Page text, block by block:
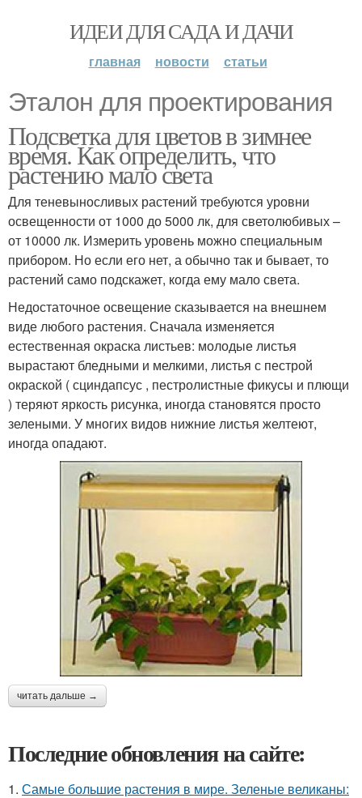
ИДЕИ ДЛЯ САДА И ДАЧИ
главная новости статьи
Эталон для проектирования
Подсветка для цветов в зимнее
время. Как определить, что
растению мало света
Для теневыносливых растений требуются уровни
освещенности от 1000 до 5000 лк, для светолюбивых –
от 10000 лк. Измерить уровень можно специальным
прибором. Но если его нет, а обычно так и бывает, то
растений само подскажет, когда ему мало света.
Недостаточное освещение сказывается на внешнем
виде любого растения. Сначала изменяется
естественная окраска листьев: молодые листья
вырастают бледными и мелкими, листья с пестрой
окраской ( сциндапсус , пестролистные фикусы и плющи
) теряют яркость рисунка, иногда становятся просто
зелеными. У многих видов нижние листья желтеют,
иногда опадают.
читать дальше →
Последние обновления на сайте:
1. Самые большие растения в мире. Зеленые великаны: